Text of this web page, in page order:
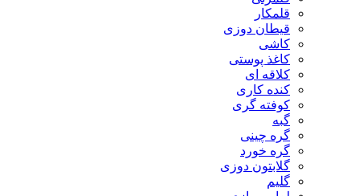
قلمکار
قیطان دوزی
کاشی
کاغذ پوستی
کلاقه ای
کنده کاری
کوفته گری
گبه
گره چینی
گره خورد
گلابتون دوزی
گلیم